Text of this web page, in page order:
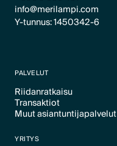
info@merilampi.com
Y-tunnus: 1450342-6
PALVELUT
Riidanratkaisu
Text Link
Transaktiot
Text Link
Muut asiantuntijapalvelut
YRITYS